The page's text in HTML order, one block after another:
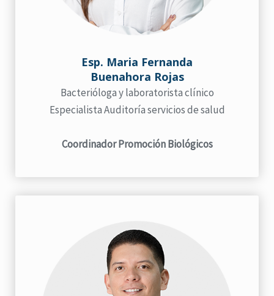
Esp. Maria Fernanda
Buenahora Rojas
Bacterióloga y laboratorista clínico
Especialista Auditoría servicios de salud
Coordinador Promoción Biológicos